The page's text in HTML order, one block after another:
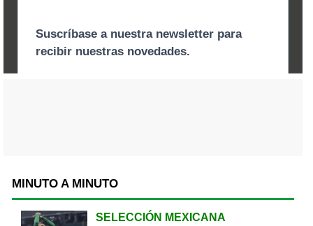
MINUTO A MINUTO
SELECCIÓN MEXICANA